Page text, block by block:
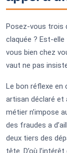
Posez-vous trois
claquée ? Est-
vous bien chez
vaut ne pas
Le bon réflexe en
artisan déclaré et
métier n’impose
des fraudes a
deux tiers des
tête. D’où